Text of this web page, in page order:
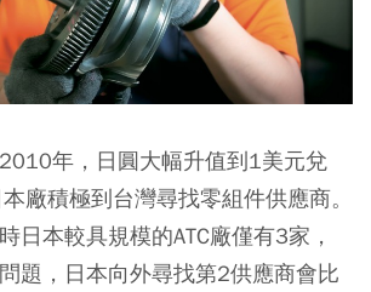
2010年，日圓大幅升值到1美元兌
廠積極到台灣尋找零組件供應商。
日本較具規模的ATC廠僅有3家，
題，日本向外尋找第2供應商會比